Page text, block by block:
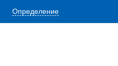
Определение